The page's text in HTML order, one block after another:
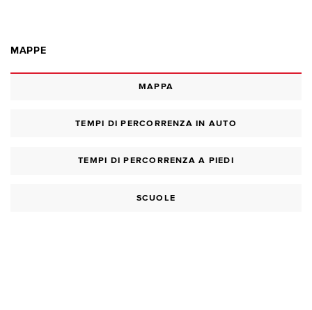
MAPPE
MAPPA
TEMPI DI PERCORRENZA IN AUTO
TEMPI DI PERCORRENZA A PIEDI
SCUOLE